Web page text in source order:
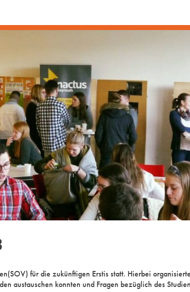
für die zukünftigen Erstis statt. Hierbei
austauschen konnten und Fragen bezüglich des